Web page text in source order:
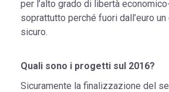
per l’alto grado di libertà
soprattutto perché fuori dall’euro
sicuro.
Quali sono i progetti sul 2016?
Sicuramente la finalizzazione del